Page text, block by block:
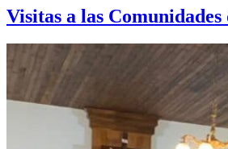
Visitas a las Comunidades